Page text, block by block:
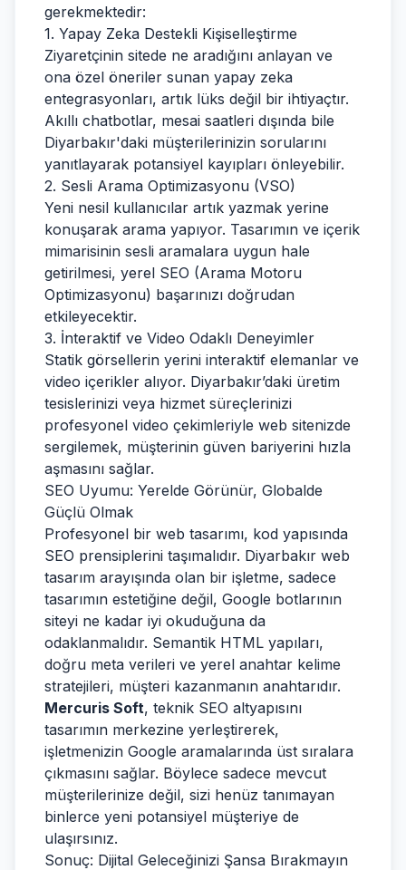
gerekmektedir:
1. Yapay Zeka Destekli Kişiselleştirme
Ziyaretçinin sitede ne aradığını anlayan ve
ona özel öneriler sunan yapay zeka
entegrasyonları, artık lüks değil bir ihtiyaçtır.
Akıllı chatbotlar, mesai saatleri dışında bile
Diyarbakır'daki müşterilerinizin sorularını
yanıtlayarak potansiyel kayıpları önleyebilir.
2. Sesli Arama Optimizasyonu (VSO)
Yeni nesil kullanıcılar artık yazmak yerine
konuşarak arama yapıyor. Tasarımın ve içerik
mimarisinin sesli aramalara uygun hale
getirilmesi, yerel SEO (Arama Motoru
Optimizasyonu) başarınızı doğrudan
etkileyecektir.
3. İnteraktif ve Video Odaklı Deneyimler
Statik görsellerin yerini interaktif elemanlar ve
video içerikler alıyor. Diyarbakır’daki üretim
tesislerinizi veya hizmet süreçlerinizi
profesyonel video çekimleriyle web sitenizde
sergilemek, müşterinin güven bariyerini hızla
aşmasını sağlar.
SEO Uyumu: Yerelde Görünür, Globalde
Güçlü Olmak
Profesyonel bir web tasarımı, kod yapısında
SEO prensiplerini taşımalıdır. Diyarbakır web
tasarım arayışında olan bir işletme, sadece
tasarımın estetiğine değil, Google botlarının
siteyi ne kadar iyi okuduğuna da
odaklanmalıdır. Semantik HTML yapıları,
doğru meta verileri ve yerel anahtar kelime
stratejileri, müşteri kazanmanın anahtarıdır.
Mercuris Soft, teknik SEO altyapısını
tasarımın merkezine yerleştirerek,
işletmenizin Google aramalarında üst sıralara
çıkmasını sağlar. Böylece sadece mevcut
müşterilerinize değil, sizi henüz tanımayan
binlerce yeni potansiyel müşteriye de
ulaşırsınız.
Sonuç: Dijital Geleceğinizi Şansa Bırakmayın